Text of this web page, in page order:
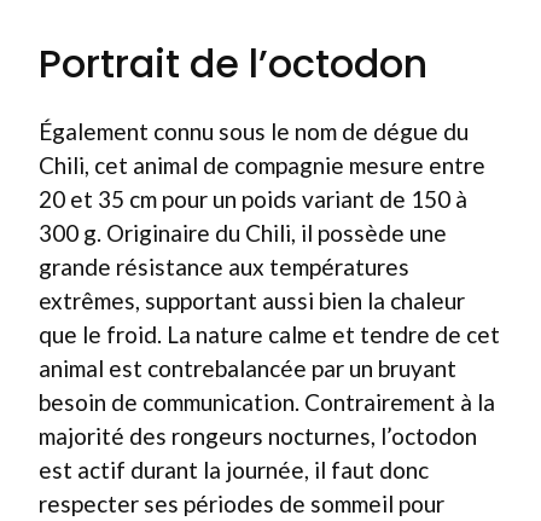
Portrait de l’octodon
Également connu sous le nom de dégue du
Chili, cet animal de compagnie mesure entre
20 et 35 cm pour un poids variant de 150 à
300 g. Originaire du Chili, il possède une
grande résistance aux températures
extrêmes, supportant aussi bien la chaleur
que le froid. La nature calme et tendre de cet
animal est contrebalancée par un bruyant
besoin de communication. Contrairement à la
majorité des rongeurs nocturnes, l’octodon
est actif durant la journée, il faut donc
respecter ses périodes de sommeil pour